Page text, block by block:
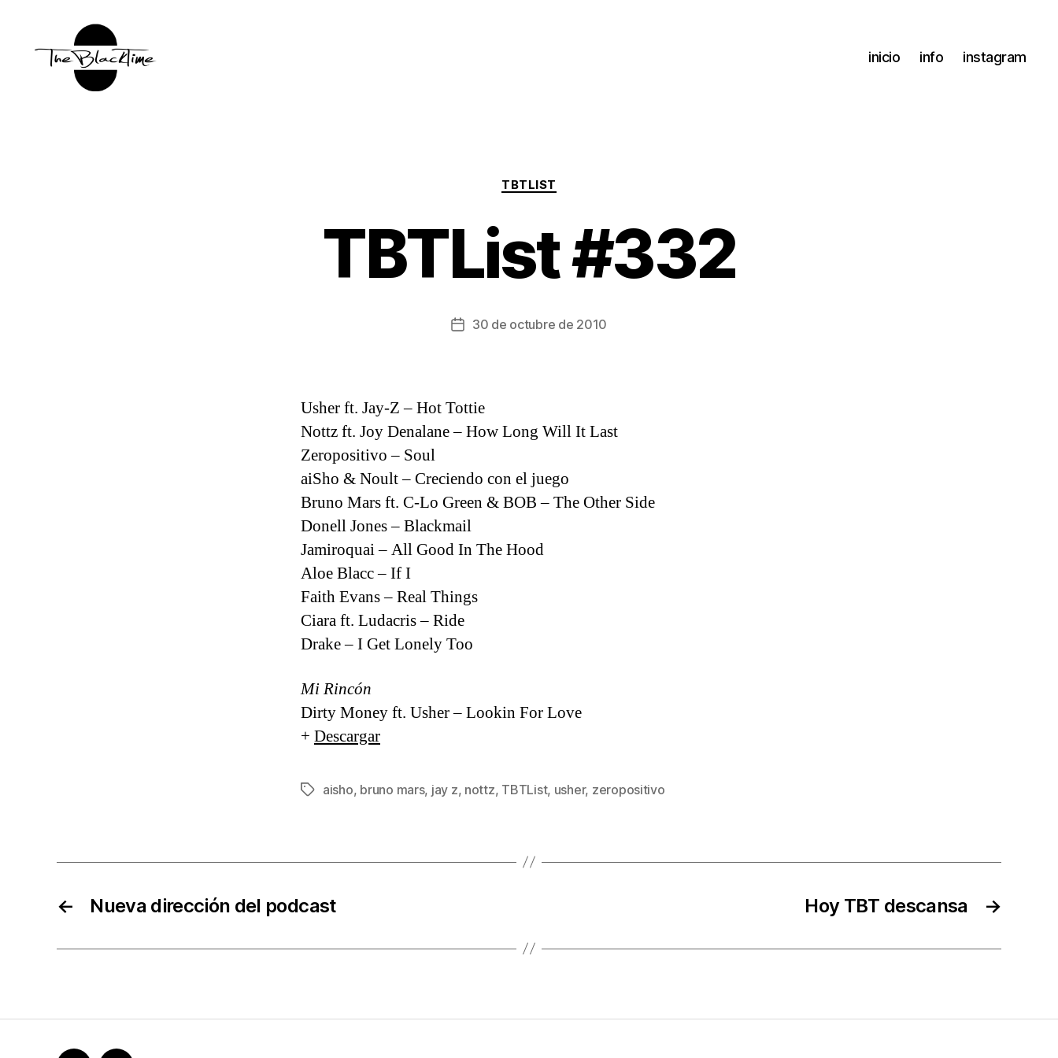
inicio info instagram
Categorías
TBTLIST
TBTList #332
Fecha30 de octubre de 2010
Usher ft. Jay-Z – Hot Tottie
Nottz ft. Joy Denalane – How Long Will It Last
Zeropositivo – Soul
aiSho & Noult – Creciendo con el juego
Bruno Mars ft. C-Lo Green & BOB – The Other Side
Donell Jones – Blackmail
Jamiroquai – All Good In The Hood
Aloe Blacc – If I
Faith Evans – Real Things
Ciara ft. Ludacris – Ride
Drake – I Get Lonely Too
Mi Rincón
Dirty Money ft. Usher – Lookin For Love
+ Descargar
Etiquetas
aisho, bruno mars, jay z, nottz, TBTList, usher, zeropositivo
← Nueva dirección del podcast →
Hoy TBT descansa